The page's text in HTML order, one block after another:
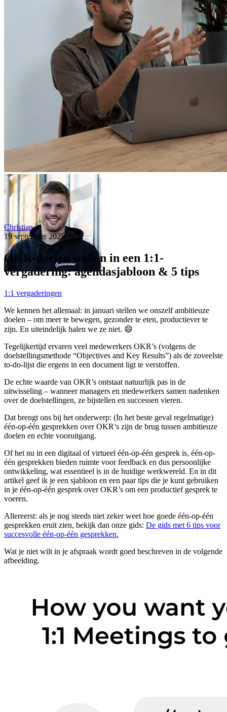
Christian
19 september 2025
OKR-doelen stellen in een 1:1-
vergadering: agendasjabloon & 5 tips
1:1 vergaderingen
We kennen het allemaal: in januari stellen we onszelf ambitieuze
doelen – om meer te bewegen, gezonder te eten, productiever te
zijn. En uiteindelijk halen we ze niet. 😄
Tegelijkertijd ervaren veel medewerkers OKR’s (volgens de
doelstellingsmethode “Objectives and Key Results”) als de zoveelste
to-do-lijst die ergens in een document ligt te verstoffen.
De echte waarde van OKR’s ontstaat natuurlijk pas in de
uitwisseling – wanneer managers en medewerkers samen nadenken
over de doelstellingen, ze bijstellen en successen vieren.
Dat brengt ons bij het onderwerp: (In het beste geval regelmatige)
één-op-één gesprekken over OKR’s zijn de brug tussen ambitieuze
doelen en echte vooruitgang.
Of het nu in een digitaal of virtueel één-op-één gesprek is, één-op-
één gesprekken bieden ruimte voor feedback en dus persoonlijke
ontwikkeling, wat essentieel is in de huidige werkwereld. En in dit
artikel geef ik je een sjabloon en een paar tips die je kunt gebruiken
in je één-op-één gesprek over OKR’s om een productief gesprek te
voeren.
Allereerst: als je nog steeds niet zeker weet hoe goede één-op-één
gesprekken eruit zien, bekijk dan onze gids: De gids met 6 tips voor
succesvolle één-op-één gesprekken.
Wat je niet wilt in je afspraak wordt goed beschreven in de volgende
afbeelding.